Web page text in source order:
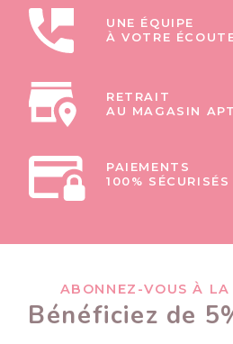
UNE ÉQUIPE
À VOTRE
RETRAIT
AU MAGASIN
PAIEMENTS
100% SÉCURISÉS
ABONNEZ-VOUS À LA
Bénéficiez de